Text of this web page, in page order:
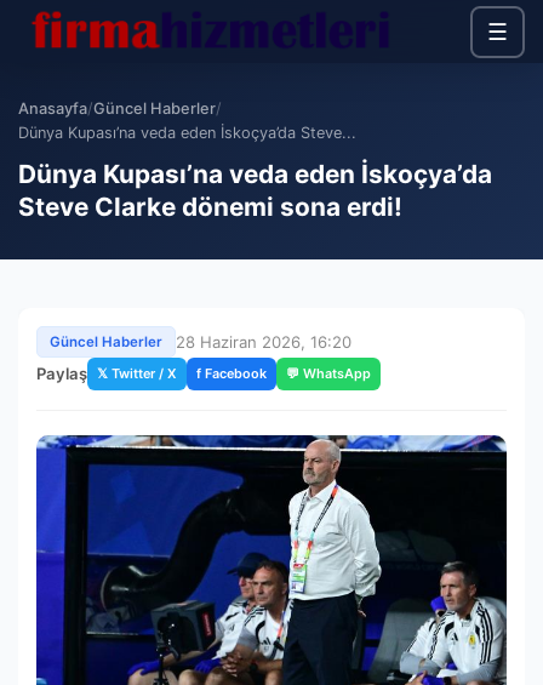
☰
Anasayfa/Güncel Haberler/
Dünya Kupası’na veda eden İskoçya’da Steve...
Dünya Kupası’na veda eden İskoçya’da
Steve Clarke dönemi sona erdi!
Güncel Haberler
28 Haziran 2026, 16:20
Paylaş 𝕏 Twitter / X f Facebook 💬 WhatsApp